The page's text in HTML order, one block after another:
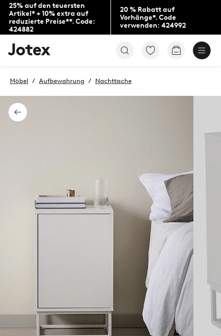
25% auf den teuersten
Artikel* + 10% extra auf
reduzierte Preise**. Code:
424882
20 % Rabatt auf
Vorhänge*. Code
verwenden: 424992
Jotex-
Logo
Startseite
Zu
Produkten
Zum
Zurück
Möbel Aufbewahrung Nachttische